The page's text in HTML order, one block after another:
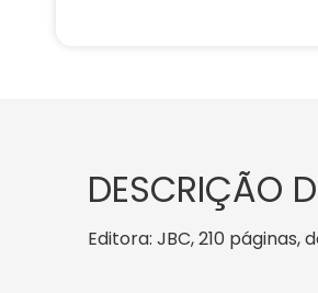
DESCRIÇÃO
Editora: JBC, 210